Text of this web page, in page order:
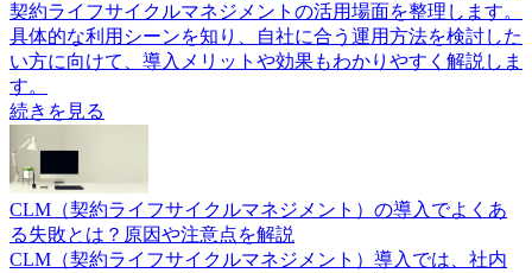
契約ライフサイクルマネジメントの活用場面を整理します。
具体的な利用シーンを知り、自社に合う運用方法を検討した
い方に向けて、導入メリットや効果もわかりやすく解説しま
す。
続きを見る
CLM（契約ライフサイクルマネジメント）の導入でよくあ
る失敗とは？原因や注意点を解説
CLM（契約ライフサイクルマネジメント）導入では、社内